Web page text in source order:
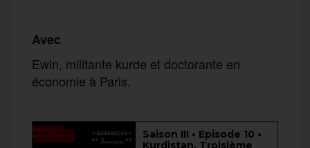
Avec
Ewin, militante kurde et doctorante en
économie à Paris.